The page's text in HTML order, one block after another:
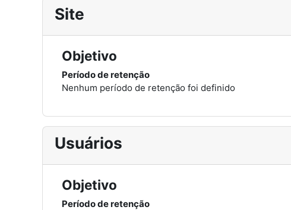
Site
Objetivo
Período de retenção
Nenhum período de retenção foi definido
Usuários
Objetivo
Período de retenção